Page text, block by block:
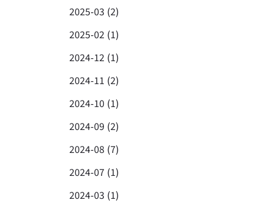
2025-03 (2)
2025-02 (1)
2024-12 (1)
2024-11 (2)
2024-10 (1)
2024-09 (2)
2024-08 (7)
2024-07 (1)
2024-03 (1)